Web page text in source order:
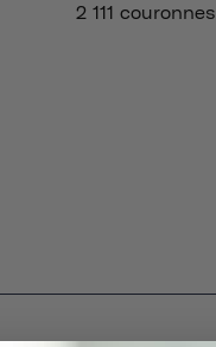
2 111 couronnes